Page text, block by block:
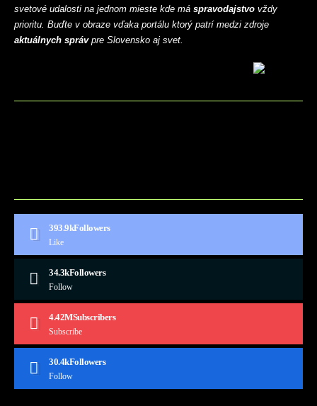
svetové udalosti na jednom mieste kde má spravodajstvo vždy
prioritu. Buďte v obraze vďaka portálu ktorý patrí medzi zdroje
aktuálnych správpre Slovensko aj svet.
393.9kFollowers
Like
34.3kFollowers
Follow
4.42MSubscribers
Subscribe
30.4kFollowers
Follow